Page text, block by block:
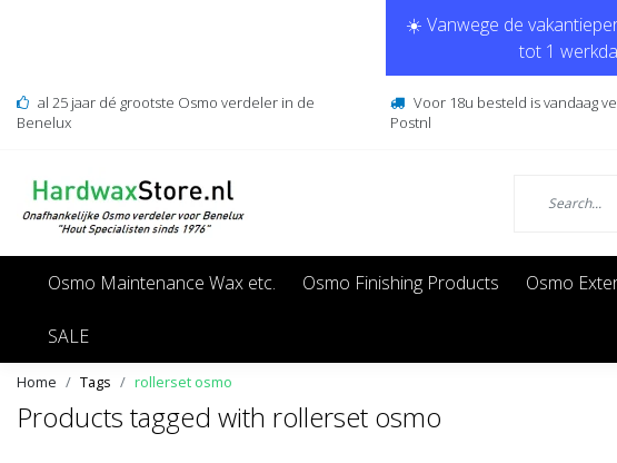
☀️ Vanwege de
tot 1
al 25 jaar dé grootste Osmo verdeler in de
Benelux
Voor 18u besteld is vandaag
Postnl
Osmo Maintenance Wax etc. Osmo Finishing Products Osmo
SALE
Home Tags rollerset osmo
Products tagged with rollerset osmo